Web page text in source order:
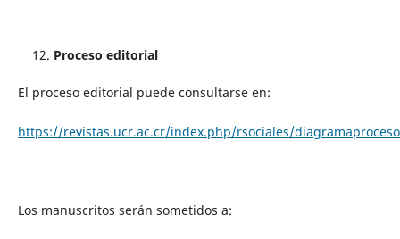
Proceso editorial
El proceso editorial puede consultarse en:
https://revistas.ucr.ac.cr/index.php/rsociales/
Los manuscritos serán sometidos a: